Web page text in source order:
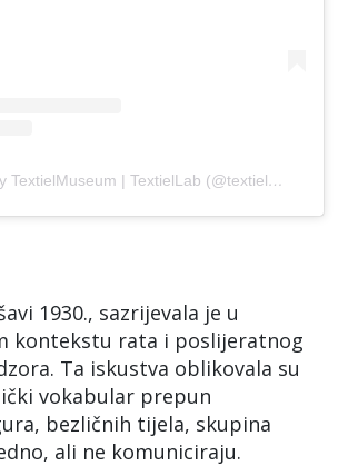
A post shared by TextielMuseum | TextielLab (@textielmuseum)
1930., sazrijevala je u
kontekstu rata i poslijeratnog
Ta iskustva oblikovala su
vokabular prepun
bezličnih tijela, skupina
ali ne komuniciraju.